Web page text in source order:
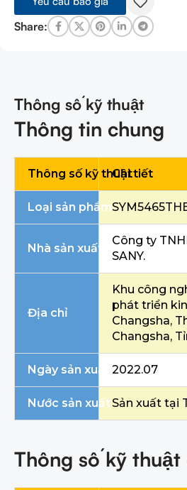
Share:
Thông số kỹ thuật
Thông tin chung
Thông số kỹ thuậtChi tiết
Loại sản phẩm
Nhà sản xuất
Công ty
SANY.
Địa chỉ
Khu công
phát triển
Changsha,
Changsha,
Ngày sản xuất 2022.07
Nước sản xuấtSản xuất tại
Thông số kỹ thuật